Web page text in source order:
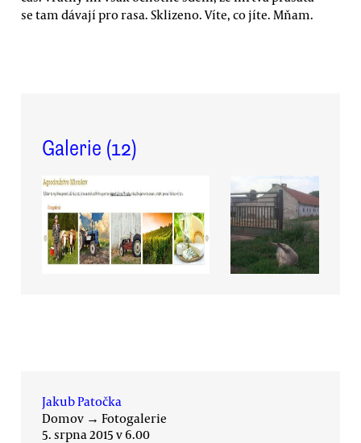
se tam dávají pro rasa. Sklizeno. Víte, co jíte. Mňam.
Galerie (12)
Jakub Patočka
Domov → Fotogalerie
5. srpna 2015 v 6.00